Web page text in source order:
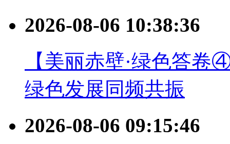
2026-08-06 10:38:36
【美丽赤壁·绿色答
绿色发展同频共振
2026-08-06 09:15:46